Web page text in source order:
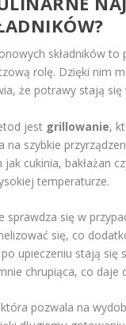
składników
rolę. Dzięki nim
że potrawy stają się
jest grillowanie,
na szybkie
jak cukinia, bakłażan
temperaturze.
sprawdza się w
się, co
upieczeniu stają się
chrupiąca, co daje
pozwala na